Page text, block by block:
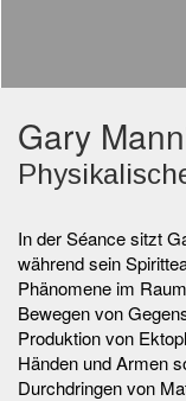
Gary
In der Séance sitzt
während sein
Phänomene im
Bewegen von
Produktion von
Händen und Armen
Durchdringen von